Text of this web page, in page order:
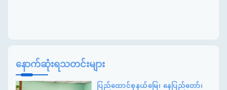
နောက်ဆုံးရသတင်းများ
ပြည်ထောင်စုနယ်မြေ၊ နေပြည်တော်၊